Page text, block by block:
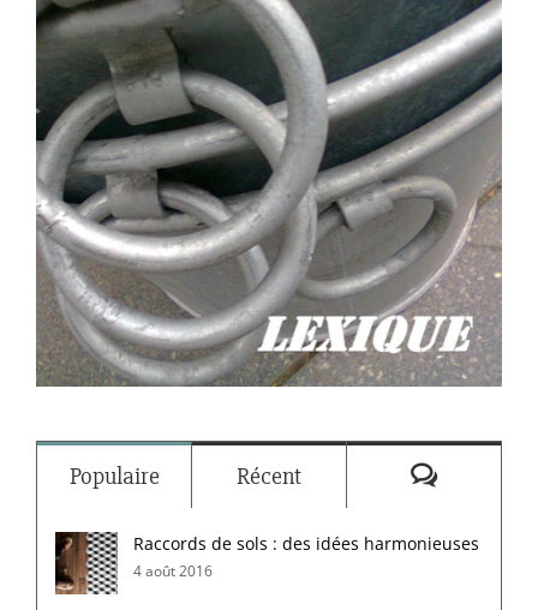
Populaire Récent
Raccords de sols : des idées harmonieuses
4 août 2016